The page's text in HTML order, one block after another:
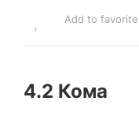
Add to favorite
4.2 Кома